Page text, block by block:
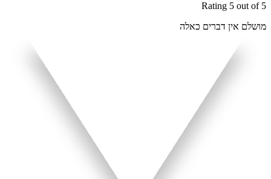
Rating 5 out of 5
מושלם אין דברים כאלה